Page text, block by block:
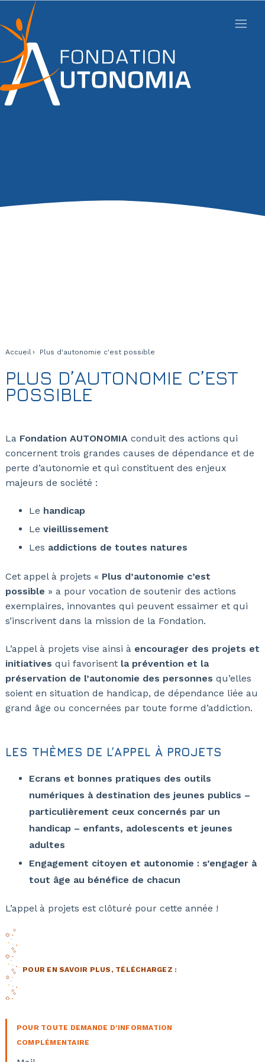
Accueil Plus d'autonomie c'est possible
PLUS D’AUTONOMIE C’EST
POSSIBLE
La Fondation AUTONOMIA conduit des actions qui
concernent trois grandes causes de dépendance et de
perte d’autonomie et qui constituent des enjeux
majeurs de société :
Le handicap
Le vieillissement
Les addictions de toutes natures
Cet appel à projets « Plus d’autonomie c’est
possible » a pour vocation de soutenir des actions
exemplaires, innovantes qui peuvent essaimer et qui
s’inscrivent dans la mission de la Fondation.
L’appel à projets vise ainsi à encourager des projets et
initiatives qui favorisent la prévention et la
préservation de l’autonomie des personnes qu’elles
soient en situation de handicap, de dépendance liée au
grand âge ou concernées par toute forme d’addiction.
LES THÈMES DE L’APPEL À PROJETS
Ecrans et bonnes pratiques des outils
numériques à destination des jeunes publics –
particulièrement ceux concernés par un
handicap – enfants, adolescents et jeunes
adultes
Engagement citoyen et autonomie : s’engager à
tout âge au bénéfice de chacun
L’appel à projets est clôturé pour cette année !
POUR EN SAVOIR PLUS, TÉLÉCHARGEZ :
POUR TOUTE DEMANDE D’INFORMATION
COMPLÉMENTAIRE